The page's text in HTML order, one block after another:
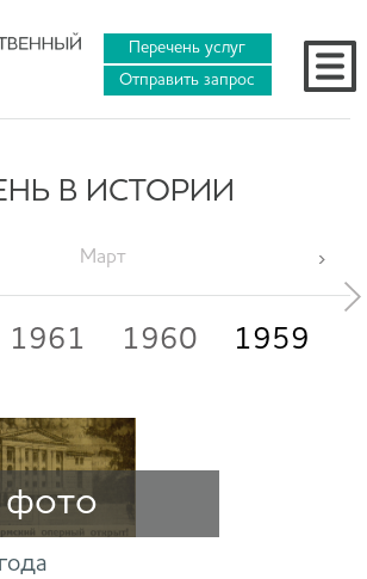
Перечень услуг
Отправить запрос
В ИСТОРИИ
Март
1961 1960 1959
фото